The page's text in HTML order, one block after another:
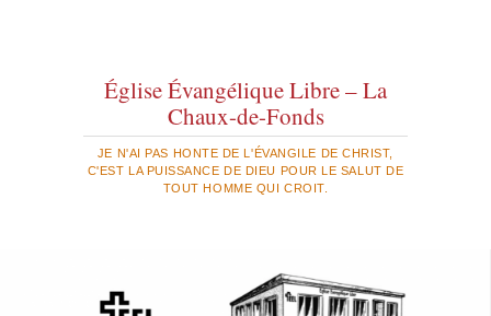
Église Évangélique Libre – La
Chaux-de-Fonds
JE N'AI PAS HONTE DE L'ÉVANGILE DE CHRIST,
C'EST LA PUISSANCE DE DIEU POUR LE SALUT DE
TOUT HOMME QUI CROIT.